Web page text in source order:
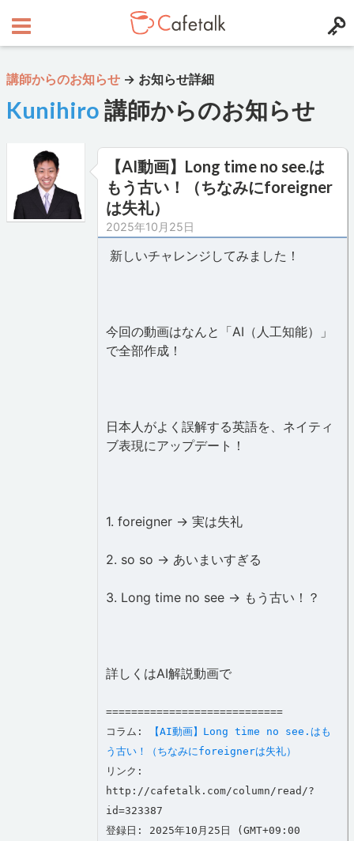
講師からのお知らせ → お知らせ詳細
Kunihiro 講師からのお知らせ
【AI動画】Long time no see.は
もう古い！（ちなみにforeigner
は失礼）
2025年10月25日
新しいチャレンジしてみました！
今回の動画はなんと「AI（人工知能）」
で全部作成！
日本人がよく誤解する英語を、ネイティ
ブ表現にアップデート！
1. foreigner → 実は失礼
2. so so → あいまいすぎる
3. Long time no see → もう古い！？
詳しくはAI解説動画で
============================
コラム:
【AI動画】Long time no see.はも
う古い！（ちなみにforeignerは失礼）
リンク:
http://cafetalk.com/column/read/?
id=323387
登録日: 2025年10月25日 (GMT+09:00